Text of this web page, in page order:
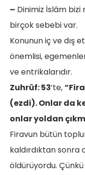
– Dinimiz İslâm bizi
birçok sebebi var.
Konunun iç ve dış
önemlisi,
ve entrikalarıdır.
Zuhrûf: 53’te,
(ezdi). Onlar da
onlar yoldan
Firavun bütün
kaldırdıktan sonra
öldürüyordu.